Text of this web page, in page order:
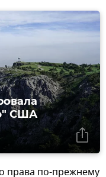
США
права по-прежнему